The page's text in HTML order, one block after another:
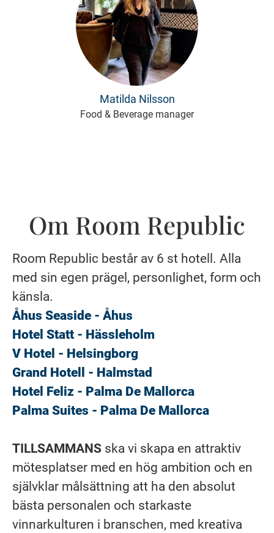
Matilda Nilsson
Food & Beverage manager
Om Room Republic
Room Republic består av 6 st hotell. Alla
med sin egen prägel, personlighet, form och
känsla.
Åhus Seaside - Åhus
Hotel Statt - Hässleholm
V Hotel - Helsingborg
Grand Hotell - Halmstad
Hotel Feliz - Palma De Mallorca
Palma Suites - Palma De Mallorca
TILLSAMMANS ska vi skapa en attraktiv
mötesplatser med en hög ambition och en
självklar målsättning att ha den absolut
bästa personalen och starkaste
vinnarkulturen i branschen, med kreativa